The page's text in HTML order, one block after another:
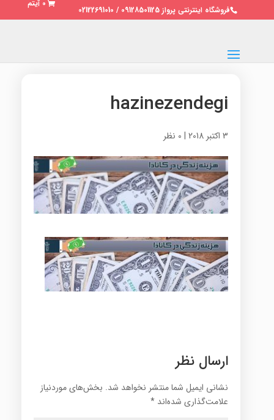
فروشگاه اینترنتی پرواز 09128501125 / 02122691010
0 آیتم
hazinezendegi
3 اکتبر 2018 | 0 نظر
ارسال نظر
نشانی ایمیل شما منتشر نخواهد شد. بخش‌های موردنیاز
علامت‌گذاری شده‌اند *